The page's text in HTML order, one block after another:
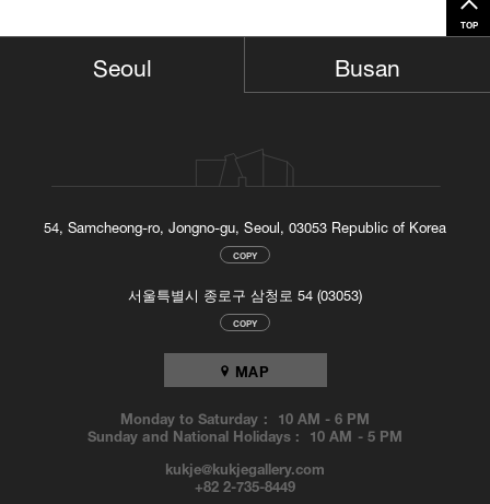
TOP
Seoul
54, Samcheong-ro, Jongno-gu, Seoul, 03053 Republic of Korea
COPY
서울특별시 종로구 삼청로 54 (03053)
COPY
MAP
Monday to Saturday : 10 AM -6 PM
Sunday and National Holidays : 10 AM -5 PM
kukje@kukjegallery.com
+82 2-735-8449
Busan